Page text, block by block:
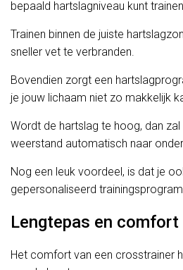
bepaald hartslagniveau kunt
Trainen binnen de juiste
sneller vet te verbranden.
Bovendien zorgt een
je jouw lichaam niet zo makkelijk
Wordt de hartslag te hoog, dan
weerstand automatisch naar
Nog een leuk voordeel, is dat je
gepersonaliseerd
Lengtepas en comfort
Het comfort van een crosstrainer